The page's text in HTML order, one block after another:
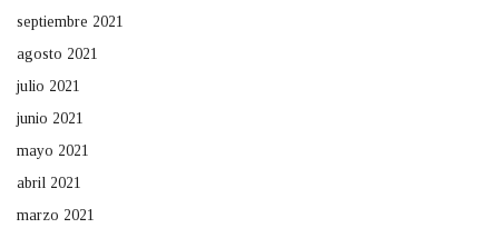
septiembre 2021
agosto 2021
julio 2021
junio 2021
mayo 2021
abril 2021
marzo 2021